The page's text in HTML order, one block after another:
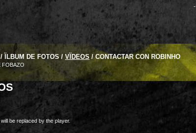
/ ÏLBUM DE FOTOS / VÏDEOS / CONTACTAR CON ROBINHO
FOBAZO
be replaced by the player.